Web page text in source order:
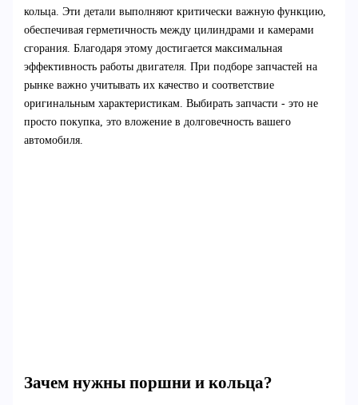
кольца. Эти детали выполняют критически важную функцию,
обеспечивая герметичность между цилиндрами и камерами
сгорания. Благодаря этому достигается максимальная
эффективность работы двигателя. При подборе запчастей на
рынке важно учитывать их качество и соответствие
оригинальным характеристикам. Выбирать запчасти - это не
просто покупка, это вложение в долговечность вашего
автомобиля.
Зачем нужны поршни и кольца?